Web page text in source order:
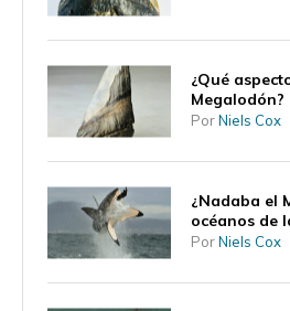
¿Qué
Megalodón?
PorNiels Cox
¿Nadaba el
océanos de
PorNiels Cox